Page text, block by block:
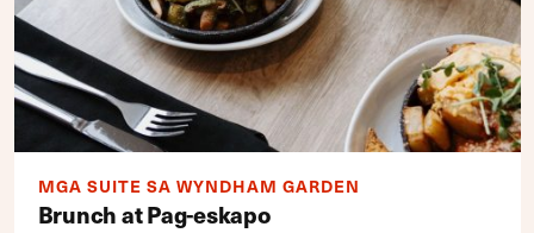
MGA SUITE SA WYNDHAM GARDEN
Brunch at Pag-eskapo